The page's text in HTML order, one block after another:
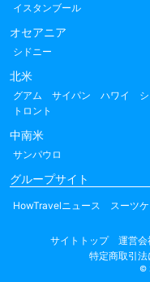
イスタンブール
オセアニア
シドニー
北米
グアム サイパン ハワイ
トロント
中南米
サンパウロ
グループサイト
HowTravelニュース スーツ
サイトトップ 運営会
特定商取引
©